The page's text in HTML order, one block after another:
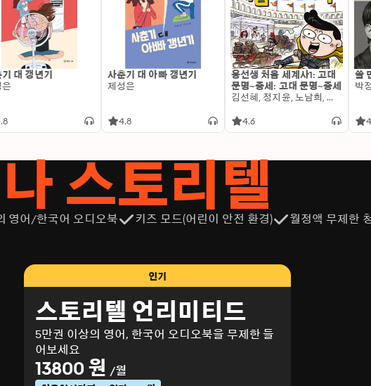
대 갱년기
사춘기 대 아빠 갱년기
제성은
4.8
용선생 처음 세계사1: 고대
문명~중세: 고대 문명~중세
김선혜, 정지윤, 노남희, 뭉선생, 윤효식, 이우일, 김선빈, 사회평론 역사연구소
4.6
쓸
박
스토리텔
영어/한국어 오디오북 키즈 모드(어린이 안전 환경) 월정액 무제한
인기
스토리텔 언리미티드
5만권 이상의 영어, 한국어 오디오북을 무제한 들
어보세요
13800 원 /월